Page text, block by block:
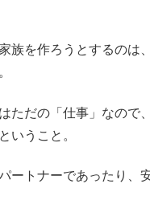
族を作ろうとするのは
ただの「仕事」なので
いうこと。
ートナーであったり、